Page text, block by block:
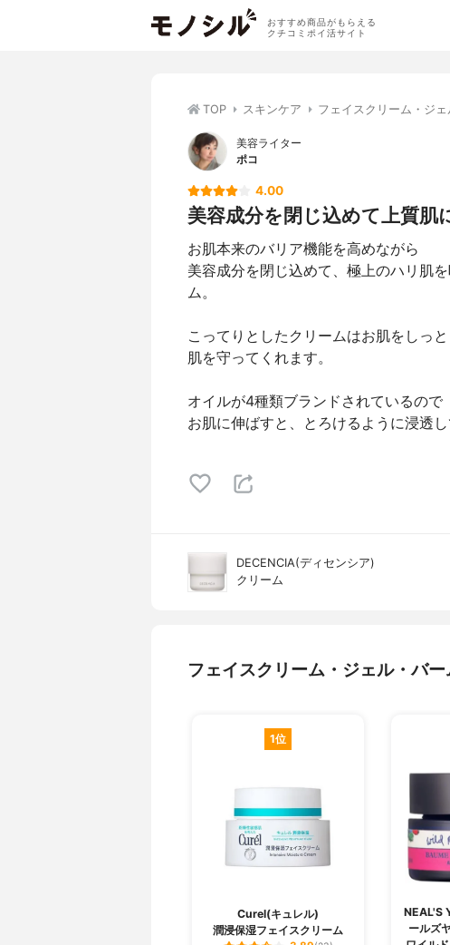
おすすめ商品がもらえる
クチコミポイ活サイト
TOP スキンケア フェイスクリーム・ジ
美容ライター
ポコ
4.00
美容成分を閉じ込めて上質
お肌本来のバリア機能を高めながら
美容成分を閉じ込めて、極上のハリ肌
ム。
こってりとしたクリームはお肌をしっ
肌を守ってくれます。
オイルが4種類ブランドされているので
お肌に伸ばすと、とろけるように浸透し
DECENCIA(ディセンシア)
クリーム
フェイスクリーム・ジェル・バ
1位
Curel(キュレル)
潤浸保湿フェイスクリーム
NEAL'S
ールズ